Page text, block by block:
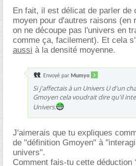
En fait, il est délicat de parler de
moyen pour d'autres raisons (en
on ne découpe pas l'univers en
comme ça, facilement). Et cela
aussi à la densité moyenne.
Envoyé par Mumyo
Si j'affectais à un Univers U d'un
Gmoyen cela voudrait dire qu'il
Univers.
J'aimerais que tu expliques
de "définition Gmoyen" à
univers".
Comment fais-tu cette déduction